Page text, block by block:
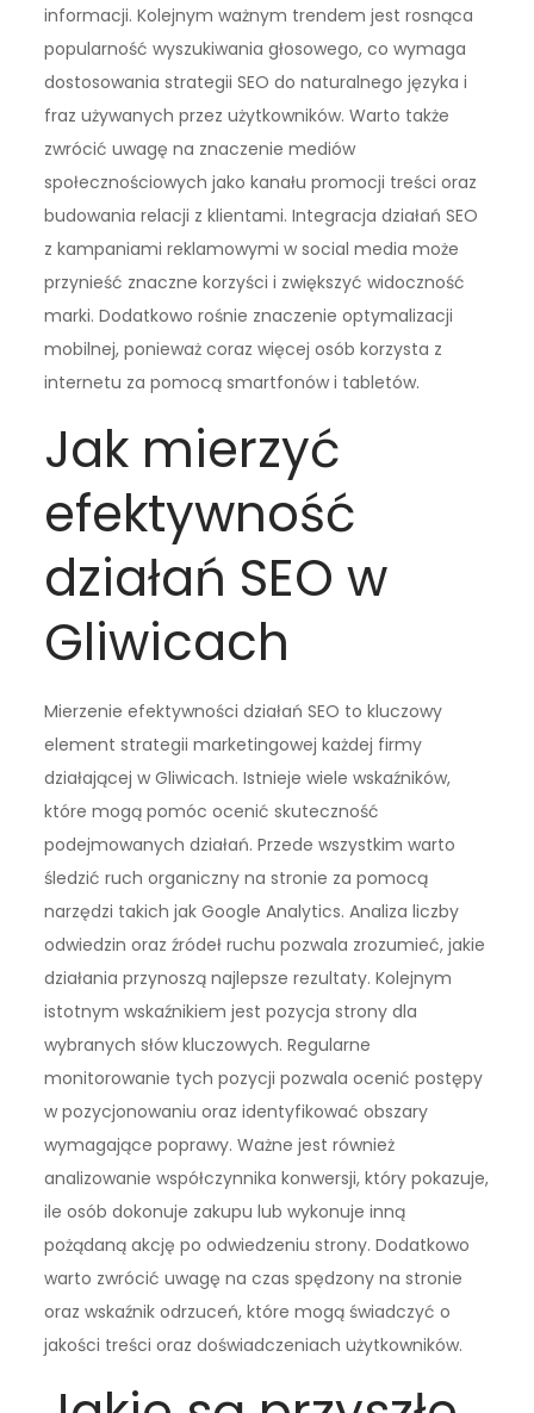
informacji. Kolejnym ważnym trendem jest rosnąca
popularność wyszukiwania głosowego, co wymaga
dostosowania strategii SEO do naturalnego języka i
fraz używanych przez użytkowników. Warto także
zwrócić uwagę na znaczenie mediów
społecznościowych jako kanału promocji treści oraz
budowania relacji z klientami. Integracja działań SEO
z kampaniami reklamowymi w social media może
przynieść znaczne korzyści i zwiększyć widoczność
marki. Dodatkowo rośnie znaczenie optymalizacji
mobilnej, ponieważ coraz więcej osób korzysta z
internetu za pomocą smartfonów i tabletów.
Jak mierzyć
efektywność
działań SEO w
Gliwicach
Mierzenie efektywności działań SEO to kluczowy
element strategii marketingowej każdej firmy
działającej w Gliwicach. Istnieje wiele wskaźników,
które mogą pomóc ocenić skuteczność
podejmowanych działań. Przede wszystkim warto
śledzić ruch organiczny na stronie za pomocą
narzędzi takich jak Google Analytics. Analiza liczby
odwiedzin oraz źródeł ruchu pozwala zrozumieć, jakie
działania przynoszą najlepsze rezultaty. Kolejnym
istotnym wskaźnikiem jest pozycja strony dla
wybranych słów kluczowych. Regularne
monitorowanie tych pozycji pozwala ocenić postępy
w pozycjonowaniu oraz identyfikować obszary
wymagające poprawy. Ważne jest również
analizowanie współczynnika konwersji, który pokazuje,
ile osób dokonuje zakupu lub wykonuje inną
pożądaną akcję po odwiedzeniu strony. Dodatkowo
warto zwrócić uwagę na czas spędzony na stronie
oraz wskaźnik odrzuceń, które mogą świadczyć o
jakości treści oraz doświadczeniach użytkowników.